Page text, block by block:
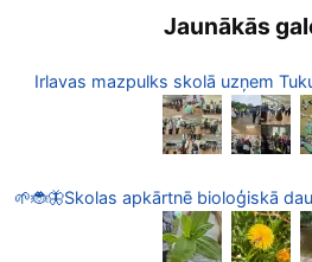
Jaunākās
Irlavas mazpulks skolā uzņem
🌱🐞🦋Skolas apkārtnē bioloģiskā